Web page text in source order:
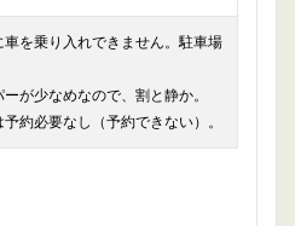
車を乗り入れできません。駐車場
が少なめなので、割と静か。
約必要なし（予約できない）。